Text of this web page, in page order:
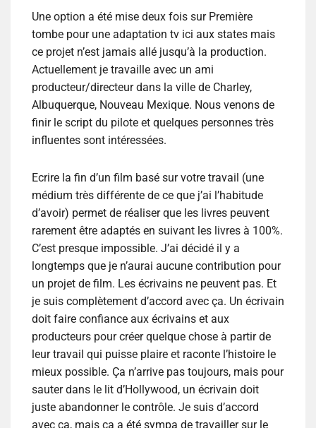
Une option a été mise deux fois sur Première
tombe pour une adaptation tv ici aux states mais
ce projet n’est jamais allé jusqu’à la production.
Actuellement je travaille avec un ami
producteur/directeur dans la ville de Charley,
Albuquerque, Nouveau Mexique. Nous venons de
finir le script du pilote et quelques personnes très
influentes sont intéressées.
Ecrire la fin d’un film basé sur votre travail (une
médium très différente de ce que j’ai l’habitude
d’avoir) permet de réaliser que les livres peuvent
rarement être adaptés en suivant les livres à 100%.
C’est presque impossible. J’ai décidé il y a
longtemps que je n’aurai aucune contribution pour
un projet de film. Les écrivains ne peuvent pas. Et
je suis complètement d’accord avec ça. Un écrivain
doit faire confiance aux écrivains et aux
producteurs pour créer quelque chose à partir de
leur travail qui puisse plaire et raconte l’histoire le
mieux possible. Ça n’arrive pas toujours, mais pour
sauter dans le lit d’Hollywood, un écrivain doit
juste abandonner le contrôle. Je suis d’accord
avec ça, mais ça a été sympa de travailler sur le